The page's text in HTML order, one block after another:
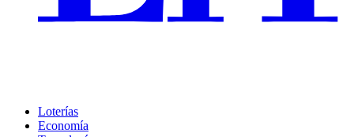
Loterías
Economía